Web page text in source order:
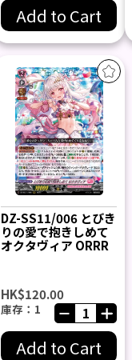
Add to Cart
DZ-SS11/006 とびき
りの愛で抱きしめて
オクタヴィア ORRR
HK$120.00
庫存：1
Add to Cart